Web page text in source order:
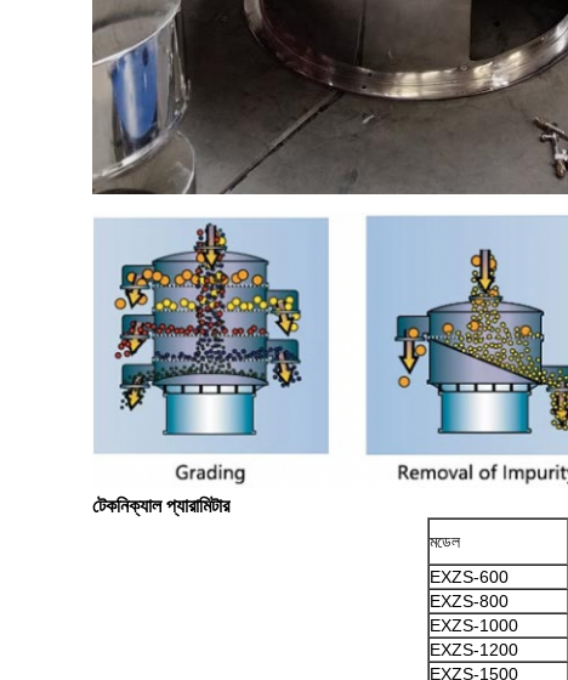
টেকনিক্যাল প্যারামিটার
মডেল
EXZS-600
EXZS-800
EXZS-1000
EXZS-1200
EXZS-1500